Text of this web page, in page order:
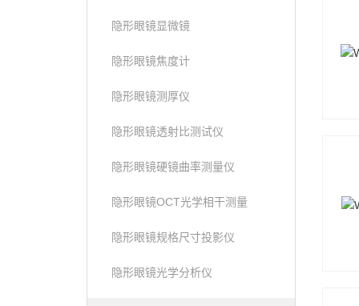
隐形眼镜显微镜
隐形眼镜焦度计
隐形眼镜测厚仪
隐形眼镜透射比测试仪
隐形眼镜硬镜曲率测量仪
隐形眼镜OCT光学相干测量
隐形眼镜规格尺寸投影仪
隐形眼镜光学分析仪